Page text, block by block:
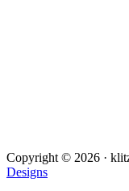
Copyright © 2026 ·
Designs